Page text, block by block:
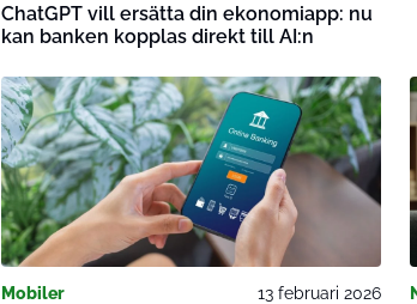
ChatGPT vill ersätta din ekonomiapp: nu
kan banken kopplas direkt till AI:n
Mobiler 13 februari 2026